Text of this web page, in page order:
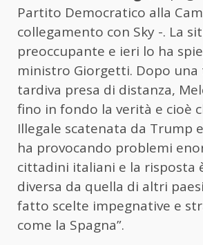
Partito Democratico alla
collegamento con Sky -. La
preoccupante e ieri lo ha
ministro Giorgetti. Dopo una
tardiva presa di distanza,
fino in fondo la verità e cioè
Illegale scatenata da Trump
ha provocando problemi
cittadini italiani e la risposta
diversa da quella di altri
fatto scelte impegnative e
come la Spagna”.